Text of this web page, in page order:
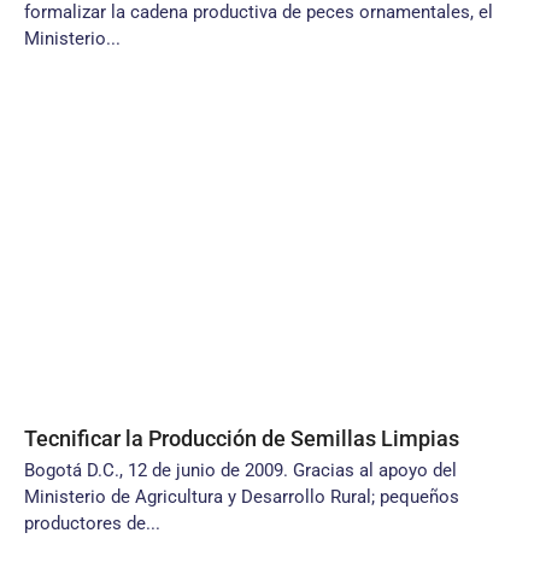
formalizar la cadena productiva de peces ornamentales, el
Ministerio...
Tecnificar la Producción de Semillas Limpias
Bogotá D.C., 12 de junio de 2009. Gracias al apoyo del
Ministerio de Agricultura y Desarrollo Rural; pequeños
productores de...